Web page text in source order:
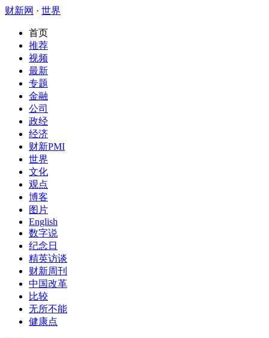
财新网 · 世界
首页
推荐
视频
最新
专题
金融
公司
政经
经济
财新PMI
世界
文化
观点
博客
图片
English
数字说
纪念日
精英访谈
财新周刊
中国改革
比较
无所不能
健康点